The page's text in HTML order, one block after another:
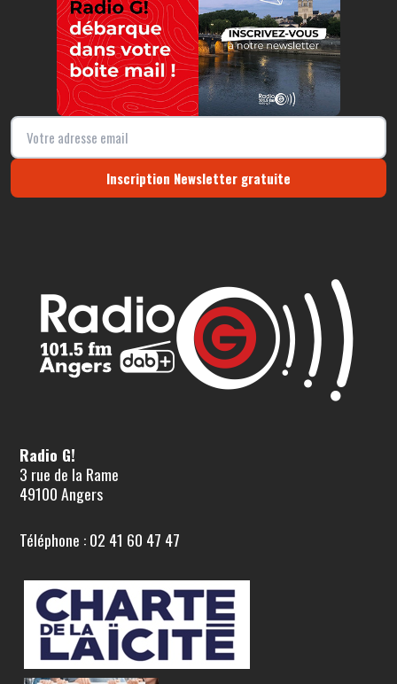
Inscription Newsletter gratuite
Radio G!
3 rue de la Rame
49100 Angers
Téléphone : 02 41 60 47 47